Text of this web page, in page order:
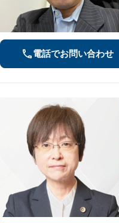
電話でお問い合わせ